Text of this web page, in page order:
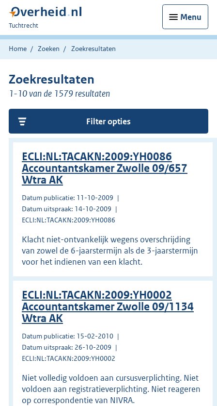
Menu
U
bent
hier:
Tuchtrecht
Home Zoeken Zoekresultaten
Zoekresultaten
1-10 van de 1579 resultaten
Filter opties
ECLI:NL:TACAKN:2009:YH0086
Accountantskamer Zwolle 09/657
Wtra AK
Datum publicatie: 11-10-2009
Datum uitspraak: 14-10-2009
ECLI:NL:TACAKN:2009:YH0086
Klacht niet-ontvankelijk wegens overschrijding
van zowel de 6-jaarstermijn als de 3-jaarstermijn
voor het indienen van een klacht.
ECLI:NL:TACAKN:2009:YH0002
Accountantskamer Zwolle 09/1134
Wtra AK
Datum publicatie: 15-02-2010
Datum uitspraak: 26-10-2009
ECLI:NL:TACAKN:2009:YH0002
Niet volledig voldoen aan cursusverplichting. Niet
voldoen aan registratieverplichting. Niet reageren
op correspondentie van NIVRA.